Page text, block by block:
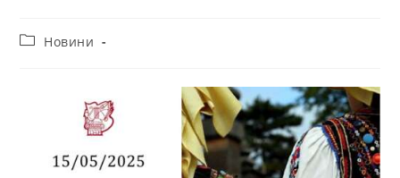
Новини